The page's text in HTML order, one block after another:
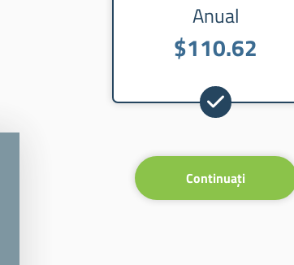
Anual
$110.62
Continuați